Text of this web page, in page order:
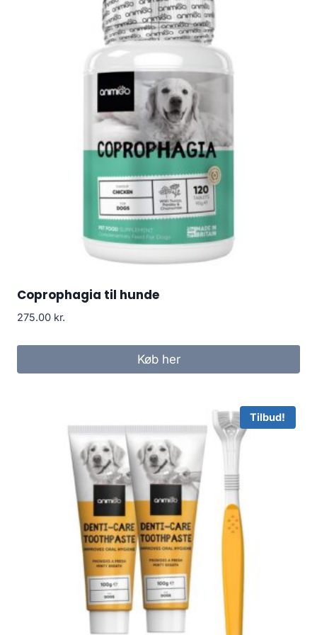
Coprophagia til hunde
275.00 kr.
Køb her
Tilbud!